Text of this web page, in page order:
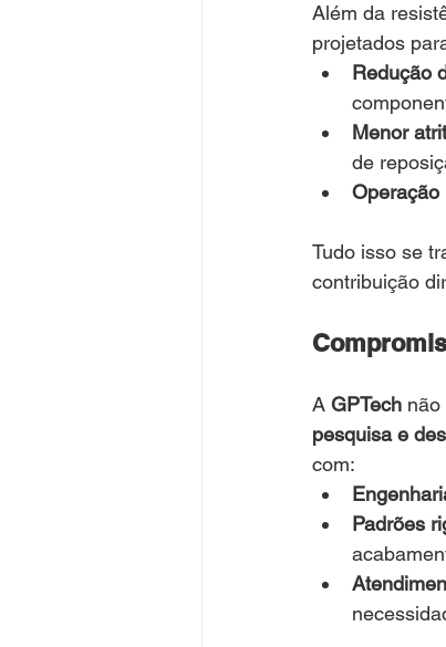
Além da
projetados
Redução
Menor
de
Operação
Tudo isso se
contribuição
A GPTech não
pesquisa e
com:
Padrões